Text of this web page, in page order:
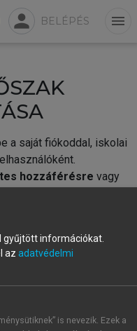
person BELÉPÉS menu
a saját fiókoddal, iskolai
hozzáférésre vagy
új fiókot.
automatikusan
gyűjtött információkat.
az adatvédelmi
is nevezik. Ezek a